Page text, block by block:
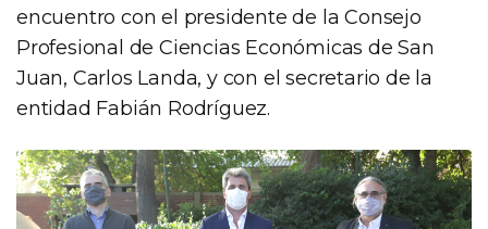
encuentro con el presidente de la Consejo
Profesional de Ciencias Económicas de San
Juan, Carlos Landa, y con el secretario de la
entidad Fabián Rodríguez.